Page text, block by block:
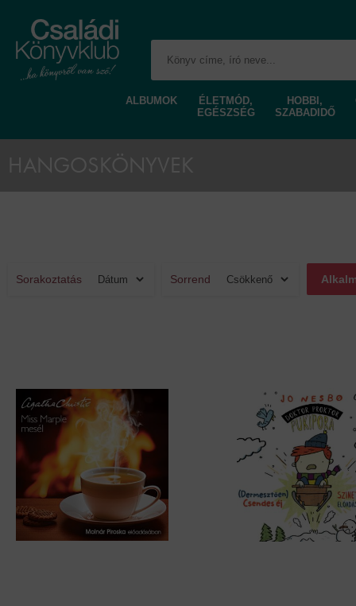
ALBUMOK
ÉLETMÓD,
EGÉSZSÉG
HOBBI,
SZABADIDŐ
Sorakoztatás Sorrend